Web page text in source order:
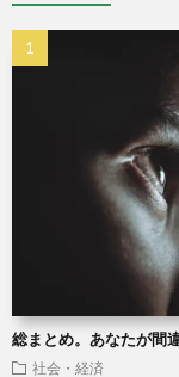
総まとめ。あなたが間
社会・経済